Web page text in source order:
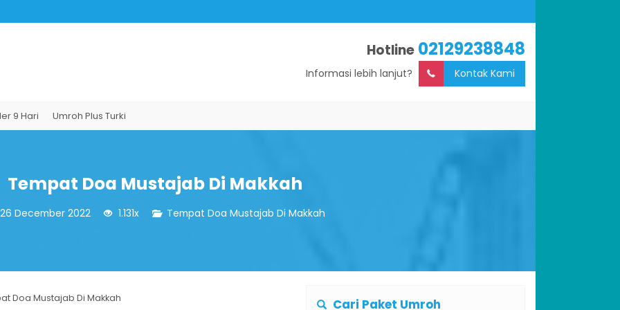
Hotline 02129238848
Informasi lebih lanjut? Kontak Kami
Plus Turki
Tempat Doa Mustajab Di Makkah
26 December 2022 1.131x Tempat Doa Mustajab Di Makkah
Doa Mustajab Di Makkah Cari Paket Umroh